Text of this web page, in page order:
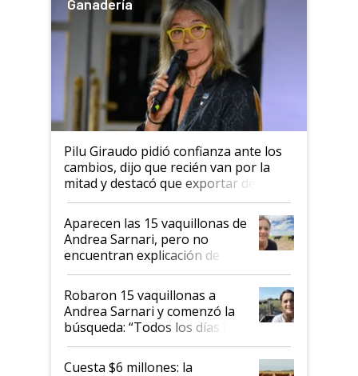
Ganadería
Pilu Giraudo pidió confianza ante los
cambios, dijo que recién van por la
mitad y destacó que exportar dejó de
ser "para unos pocos": "Tenemos un
mandato muy claro del gobierno
nacional"
Aparecen las 15 vaquillonas de
Andrea Sarnari, pero no
encuentran explicación de
cómo llegaron allí
Robaron 15 vaquillonas a
Andrea Sarnari y comenzó la
búsqueda: “Todos los días le
toca a algún productor”
Cuesta $6 millones: la